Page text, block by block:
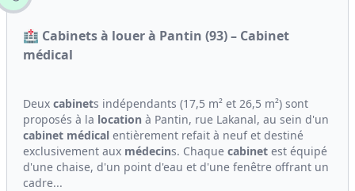
🏥 Cabinets à louer à Pantin (93) – Cabinet
médical
Deux cabinets indépendants (17,5 m² et 26,5 m²) sont
proposés à la location à Pantin, rue Lakanal, au sein d'un
cabinet médical entièrement refait à neuf et destiné
exclusivement aux médecins. Chaque cabinet est équipé
d'une chaise, d'un point d'eau et d'une fenêtre offrant un
cadre...